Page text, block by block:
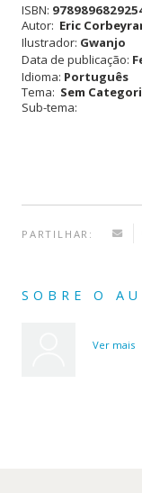
se
Lembra
como
Funciona
ISBN:
Autor: Eric
Ilustrador: Gwanjo
Data de publicação:
Idioma: Português
Tema: Sem
Sub-tema:
PARTILHAR:
SOBRE O
Ver mais